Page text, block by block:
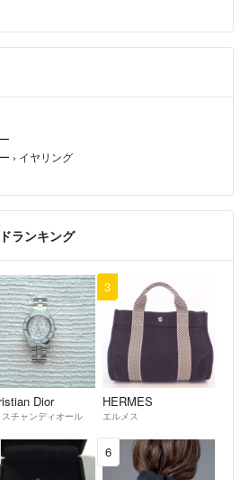
了承頂いたと解釈させて頂きます。
は思います。
加したのでご参考にみてみていただけま
いたします🙇‍♀️
が薄いと落ちてしまう様な事はないでし
致します。
› イヤリング
ランキング
Dior
スチャンディオール
3
HERMES
エルメス
6